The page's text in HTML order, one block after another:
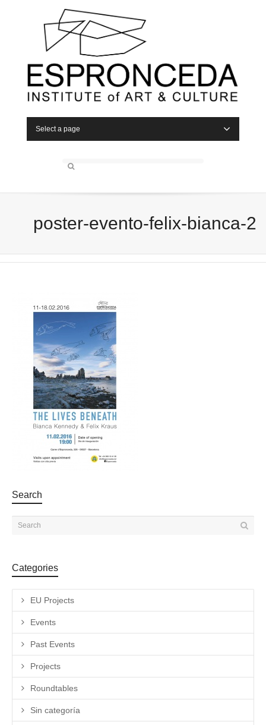
Select a page
poster-evento-felix-bianca-2
Search
Categories
EU Projects
Events
Past Events
Projects
Roundtables
Sin categoría